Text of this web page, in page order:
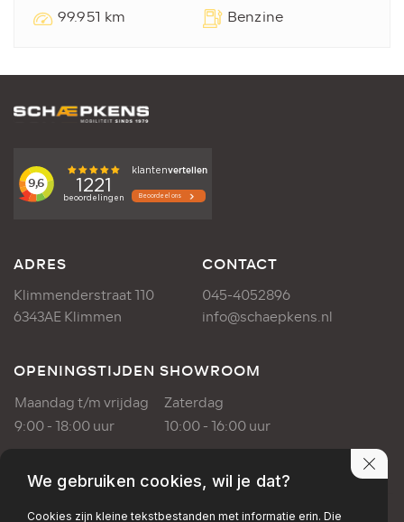
99.951 km
Benzine
ADRES
Klimmenderstraat 110
6343AE Klimmen
CONTACT
045-4052896
info@schaepkens.nl
OPENINGSTIJDEN SHOWROOM
Maandag t/m vrijdag
Zaterdag
9:00 - 18:00 uur
10:00 - 16:00 uur
OPENINGSTIJDEN WERKPLAATS
Maandag t/m vrijdag
We gebruiken cookies, wil je dat?
Cookies zijn kleine tekstbestanden met informatie erin. Die